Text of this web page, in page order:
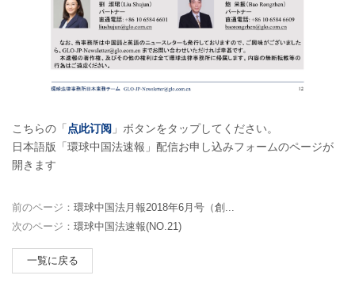
こちらの「 点此订阅 」ボタンをタップしてください。
日本語版「環球中国法速報」配信お申し込みフォームのページが
開きます
前のページ： 環球中国法月報2018年6月号（創...
次のページ： 環球中国法速報(NO.21)
一覧に戻る